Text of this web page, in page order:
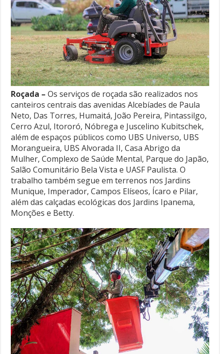
Roçada – Os serviços de roçada são realizados nos
canteiros centrais das avenidas Alcebíades de Paula
Neto, Das Torres, Humaitá, João Pereira, Pintassilgo,
Cerro Azul, Itororó, Nóbrega e Juscelino Kubitschek,
além de espaços públicos como UBS Universo, UBS
Morangueira, UBS Alvorada II, Casa Abrigo da
Mulher, Complexo de Saúde Mental, Parque do Japão,
Salão Comunitário Bela Vista e UASF Paulista. O
trabalho também segue em terrenos nos Jardins
Munique, Imperador, Campos Elíseos, Ícaro e Pilar,
além das calçadas ecológicas dos Jardins Ipanema,
Monções e Betty.